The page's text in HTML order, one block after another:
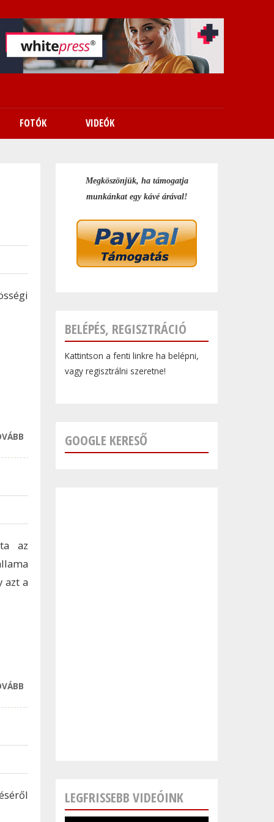
FOTÓK VIDEÓK
VILÁGHÁBORÚS
BOMBA MIATT
RÉSZÉT
KAPCSOLATOSAN
az
azt a
KAPCSOLATOSAN
Megköszönjük, ha támogatja
munkánkat egy kávé árával!
BELÉPÉS, REGISZTRÁCIÓ
Kattintson a fenti linkre ha belépni,
vagy regisztrálni szeretne!
GOOGLE KERESŐ
LEGFRISSEBB VIDEÓINK